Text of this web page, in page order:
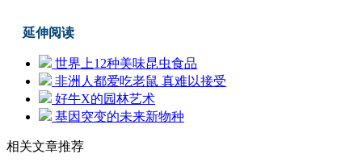
延伸阅读
世界上12种美味昆虫食品
非洲人都爱吃老鼠 真难以接受
好牛X的园林艺术
基因突变的未来新物种
相关文章推荐